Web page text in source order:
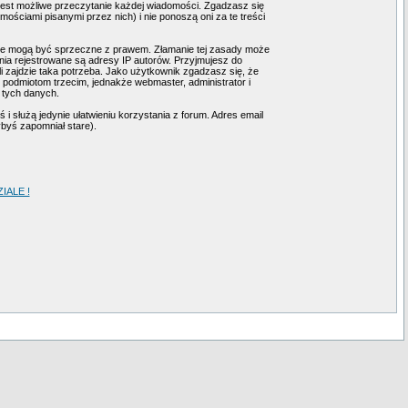
możliwe przeczytanie każdej wiadomości. Zgadzasz się
pisanymi przez nich) i nie ponoszą oni za te treści
być sprzeczne z prawem. Złamanie tej zasady może
rejestrowane są adresy IP autorów. Przyjmujesz do
zajdzie taka potrzeba. Jako użytkownik zgadzasz się, że
trzecim, jednakże webmaster, administrator i
danych.
jedynie ułatwieniu korzystania z forum. Adres email
zapomniał stare).
!